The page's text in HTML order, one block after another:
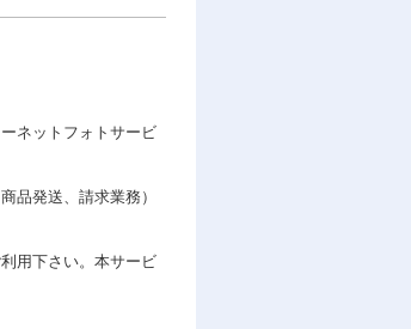
ネットフォトサービ
品発送、請求業務）
用下さい。本サービ